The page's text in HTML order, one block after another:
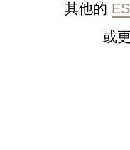
其他的
或